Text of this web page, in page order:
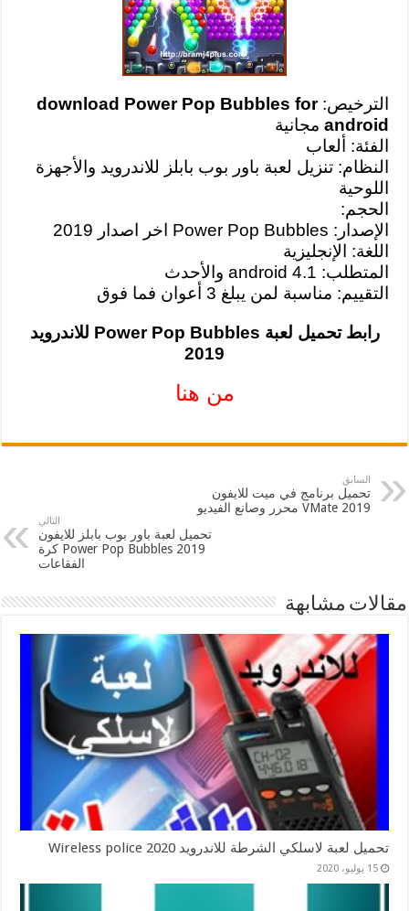
الترخيص:download Power Pop Bubbles for
android مجانية
الفئة: ألعاب
النظام: تنزيل لعبة باور بوب بابلز للاندرويد والأجهزة
اللوحية
الحجم:
الإصدار: Power Pop Bubbles اخر اصدار 2019
اللغة: الإنجليزية
المتطلب: android 4.1 والأحدث
التقييم: مناسبة لمن يبلغ 3 أعوان فما فوق
رابط تحميل لعبة Power Pop Bubbles للاندرويد
2019
من هنا
السابق
تحميل برنامج في ميت للايفون
2019 VMate محرر وصانع الفيديو
التالي
تحميل لعبة باور بوب بابلز للايفون
2019 Power Pop Bubbles كرة
الفقاعات
مقالات مشابهة
تحميل لعبة لاسلكي الشرطة للاندرويد Wireless police 2020
15 يوليو، 2020